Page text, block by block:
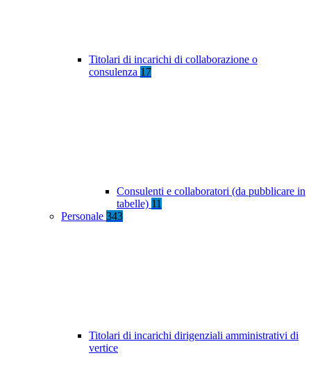
Titolari di incarichi di collaborazione o
consulenza 17
Consulenti e collaboratori (da pubblicare in
tabelle) 11
Personale 343
Titolari di incarichi dirigenziali amministrativi di
vertice